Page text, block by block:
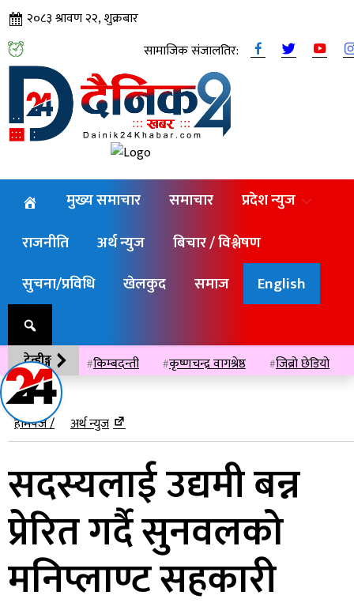
२०८३ श्रावण २२, शुक्रबार
सामाजिक संजालतिर:
मुख्य समाचार समाचार
प्रदेश न्युज
राजनीति
अर्थ न्युज
बिचार / विश्लेषण
सुचना/प्रविधि
खेलकुद समाज English
ट्रेन्डीङ्ग किम्बदन्ती कृष्णचन्द्र वागश्रेष्ठ
जिब्रो छेडियो
बुद्धकृष्ण
होमपेज / अर्थ न्युज
सदस्यलाई उद्यमी बन्न
प्रेरित गर्दै सुनवलको
मनिप्लाण्ट सहकारी